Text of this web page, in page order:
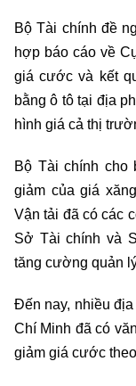
Bộ Tài chính đề
hợp báo cáo về
giá cước và kết
bằng ô tô tại địa
hình giá cả thị
Bộ Tài chính cho
giảm của giá
Vận tải đã có các
Sở Tài chính và
tăng cường quản
Đến nay, nhiều
Chí Minh đã có
giảm giá cước